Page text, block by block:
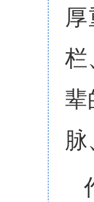
栏
辈